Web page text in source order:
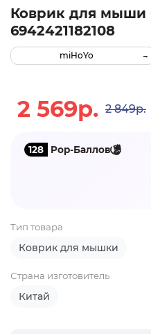
Коврик для мыши
6942421182108
miHoYo
2 569р. 2 849р.
128 Pop-Баллов
Тип товара
Коврик для мышки
Страна изготовитель
Китай